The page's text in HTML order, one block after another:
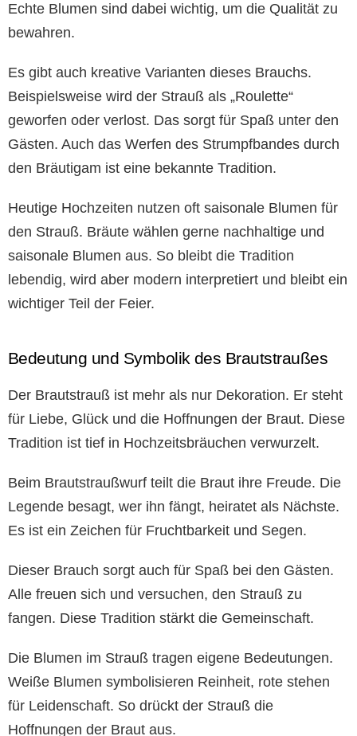
Echte Blumen sind dabei wichtig, um die Qualität zu
bewahren.
Es gibt auch kreative Varianten dieses Brauchs.
Beispielsweise wird der Strauß als „Roulette“
geworfen oder verlost. Das sorgt für Spaß unter den
Gästen. Auch das Werfen des Strumpfbandes durch
den Bräutigam ist eine bekannte Tradition.
Heutige Hochzeiten nutzen oft saisonale Blumen für
den Strauß. Bräute wählen gerne nachhaltige und
saisonale Blumen aus. So bleibt die Tradition
lebendig, wird aber modern interpretiert und bleibt ein
wichtiger Teil der Feier.
Bedeutung und Symbolik des Brautstraußes
Der Brautstrauß ist mehr als nur Dekoration. Er steht
für Liebe, Glück und die Hoffnungen der Braut. Diese
Tradition ist tief in Hochzeitsbräuchen verwurzelt.
Beim Brautstraußwurf teilt die Braut ihre Freude. Die
Legende besagt, wer ihn fängt, heiratet als Nächste.
Es ist ein Zeichen für Fruchtbarkeit und Segen.
Dieser Brauch sorgt auch für Spaß bei den Gästen.
Alle freuen sich und versuchen, den Strauß zu
fangen. Diese Tradition stärkt die Gemeinschaft.
Die Blumen im Strauß tragen eigene Bedeutungen.
Weiße Blumen symbolisieren Reinheit, rote stehen
für Leidenschaft. So drückt der Strauß die
Hoffnungen der Braut aus.